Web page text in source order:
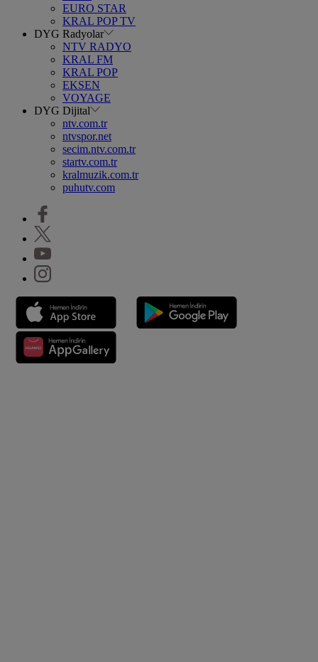
EURO STAR
KRAL POP TV
DYG Radyolar
NTV RADYO
KRAL FM
KRAL POP
EKSEN
VOYAGE
DYG Dijital
ntv.com.tr
ntvspor.net
secim.ntv.com.tr
startv.com.tr
kralmuzik.com.tr
puhutv.com